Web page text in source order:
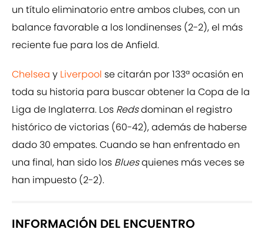
un título eliminatorio entre ambos clubes, con un
balance favorable a los londinenses (2-2), el más
reciente fue para los de Anfield.
Chelsea y Liverpool se citarán por 133ª ocasión en
toda su historia para buscar obtener la Copa de la
Liga de Inglaterra. Los Redsdominan el registro
histórico de victorias (60-42), además de haberse
dado 30 empates. Cuando se han enfrentado en
una final, han sido los Bluesquienes más veces se
han impuesto (2-2).
INFORMACIÓN DEL ENCUENTRO